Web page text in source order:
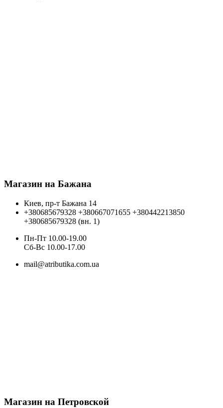
Магазин на Бажана
Киев, пр-т Бажана 14
+380685679328 +380667071655 +380442213850
+380685679328 (вн. 1)
Пн-Пт 10.00-19.00
Cб-Вс 10.00-17.00
mail@atributika.com.ua
Магазин на Петровской